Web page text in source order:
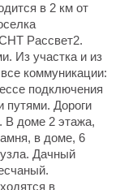
в 2 км от
Рассвет2.
Из участка и из
коммуникации:
подключения
Дороги
В доме 2 этажа,
в доме, 6
Дачный
в